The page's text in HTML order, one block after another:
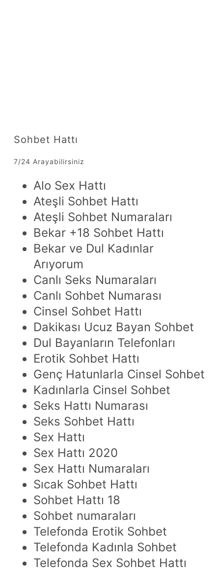
Sohbet Hattı
7/24 Arayabilirsiniz
Alo Sex Hattı
Ateşli Sohbet Hattı
Ateşli Sohbet Numaraları
Bekar +18 Sohbet Hattı
Bekar ve Dul Kadınlar
Arıyorum
Canlı Seks Numaraları
Canlı Sohbet Numarası
Cinsel Sohbet Hattı
Dakikası Ucuz Bayan Sohbet
Dul Bayanların Telefonları
Erotik Sohbet Hattı
Genç Hatunlarla Cinsel Sohbet
Kadınlarla Cinsel Sohbet
Seks Hattı Numarası
Seks Sohbet Hattı
Sex Hattı
Sex Hattı 2020
Sex Hattı Numaraları
Sıcak Sohbet Hattı
Sohbet Hattı 18
Sohbet numaraları
Telefonda Erotik Sohbet
Telefonda Kadınla Sohbet
Telefonda Sex Sohbet Hattı